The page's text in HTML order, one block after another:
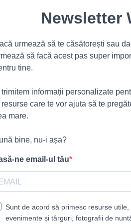
Newsletter
urmează să te căsătorești sau
să facă acest pas super
tine.
trimitem informații personalizate
care te vor ajuta să te
mare.
bine, nu-i așa?
ne email-ul tău
Sunt de acord să primesc resurse
evenimente și târguri, fotografii de